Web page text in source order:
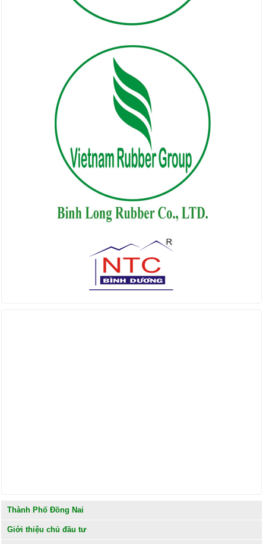
Thành Phố Đồng Nai
Giới thiệu chủ đầu tư